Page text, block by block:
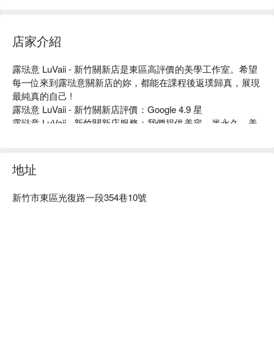
店家介紹
露琺意 LuVaii - 新竹關新店是東區高評價的美學工作室。希望
每一位來到露琺意關新店的妳，都能在課程後返璞歸真，展現
最純真的自己 !
露琺意 LuVaii - 新竹關新店評價：Google 4.9 星
露琺意 LuVaii - 新竹關新店服務：我們提供美容、半永久、美
的狀態，提供專業且客製化的服務，評估、建議、皮膚狀況、
尊重與溝通，再安排最適合的方案搭配。
價格、露琺意 LuVaii - 新竹關新店優惠立刻查看 ⬇︎
地址
新竹市東區光復路一段354巷10號